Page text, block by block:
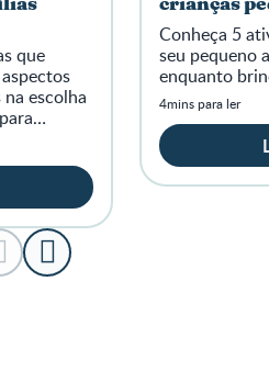
que
escolha
crianças
Conheça 5
seu pequeno
enquanto
4mins para ler